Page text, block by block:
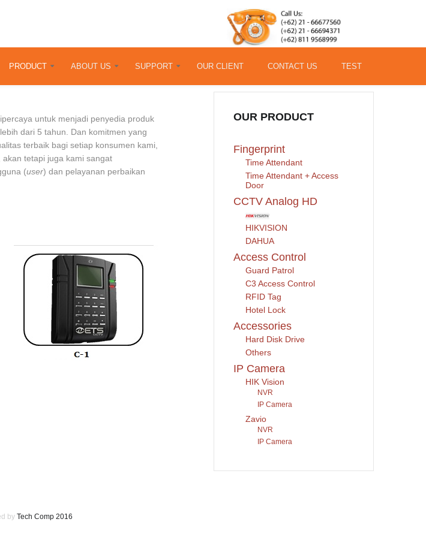
PRODUCT ABOUT US SUPPORT OUR CLIENT CONTACT US TEST
untuk menjadi penyedia produk
dari 5 tahun. Dan komitmen yang
terbaik bagi setiap konsumen kami,
tetapi juga kami sangat
(user) dan pelayanan perbaikan
OUR PRODUCT
Fingerprint
Time Attendant
Time Attendant + Access
Door
CCTV Analog HD
HIKVISION
DAHUA
Access Control
Guard Patrol
C3 Access Control
RFID Tag
Hotel Lock
Accessories
Hard Disk Drive
Others
IP Camera
HIK Vision
NVR
IP Camera
Zavio
NVR
IP Camera
by Tech Comp 2016